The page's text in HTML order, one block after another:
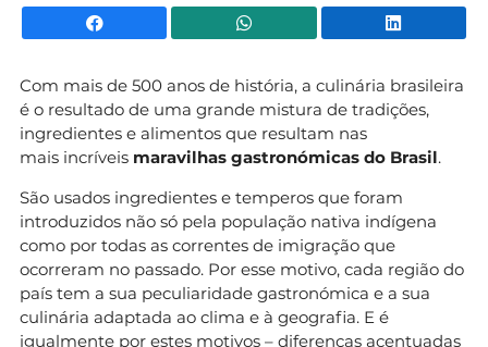
Facebook WhatsApp
Com mais de 500 anos de história, a culinária brasileira
é o resultado de uma grande mistura de tradições,
ingredientes e alimentos que resultam nas
mais incríveis maravilhas gastronómicas do Brasil.
São usados ingredientes e temperos que foram
introduzidos não só pela população nativa indígena
como por todas as correntes de imigração que
ocorreram no passado. Por esse motivo, cada região do
país tem a sua peculiaridade gastronómica e a sua
culinária adaptada ao clima e à geografia. E é
igualmente por estes motivos – diferenças acentuadas